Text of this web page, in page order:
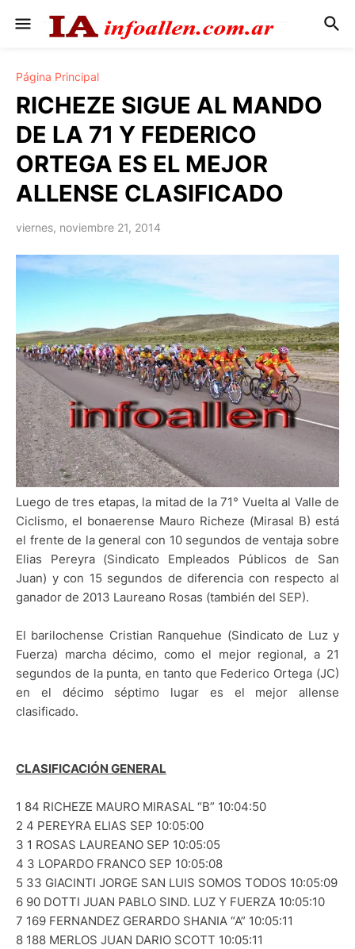
Página Principal
RICHEZE SIGUE AL MANDO
DE LA 71 Y FEDERICO
ORTEGA ES EL MEJOR
ALLENSE CLASIFICADO
viernes, noviembre 21, 2014
Luego de tres etapas, la mitad de la 71° Vuelta al Valle de
Ciclismo, el bonaerense Mauro Richeze (Mirasal B) está
el frente de la general con 10 segundos de ventaja sobre
Elias Pereyra (Sindicato Empleados Públicos de San
Juan) y con 15 segundos de diferencia con respecto al
ganador de 2013 Laureano Rosas (también del SEP).
El barilochense Cristian Ranquehue (Sindicato de Luz y
Fuerza) marcha décimo, como el mejor regional, a 21
segundos de la punta, en tanto que Federico Ortega (JC)
en el décimo séptimo lugar es el mejor allense
clasificado.
CLASIFICACIÓN GENERAL
1 84 RICHEZE MAURO MIRASAL “B” 10:04:50
2 4 PEREYRA ELIAS SEP 10:05:00
3 1 ROSAS LAUREANO SEP 10:05:05
4 3 LOPARDO FRANCO SEP 10:05:08
5 33 GIACINTI JORGE SAN LUIS SOMOS TODOS 10:05:09
6 90 DOTTI JUAN PABLO SIND. LUZ Y FUERZA 10:05:10
7 169 FERNANDEZ GERARDO SHANIA “A” 10:05:11
8 188 MERLOS JUAN DARIO SCOTT 10:05:11